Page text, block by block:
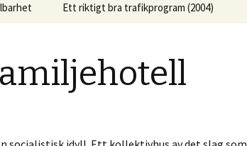
Ett riktigt bra trafikprogram (2004)